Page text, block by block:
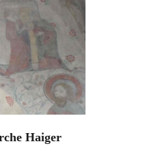
Haiger